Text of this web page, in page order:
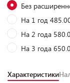
Без
На 1 год
На 2 года
На 3 года
Характеристики